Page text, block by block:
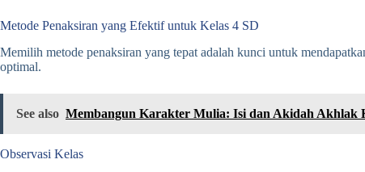
Metode Penaksiran yang Efektif untuk Kelas 4 SD
Memilih metode penaksiran yang tepat adalah kunci untuk
optimal.
See also Membangun Karakter Mulia: Isi dan Akidah Akhlak
Observasi Kelas